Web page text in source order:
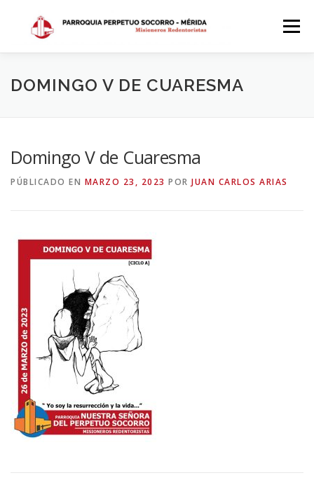
contenido
Menú
INICIO DÓNDE ESTAMOS HISTORIA
SACRAMENTOS CALENDARIO PARROQUIAL 2024
DOMINGO V DE CUARESMA
Domingo V de Cuaresma
PÚBLICADO EN MARZO 23, 2023 POR JUAN CARLOS ARIAS